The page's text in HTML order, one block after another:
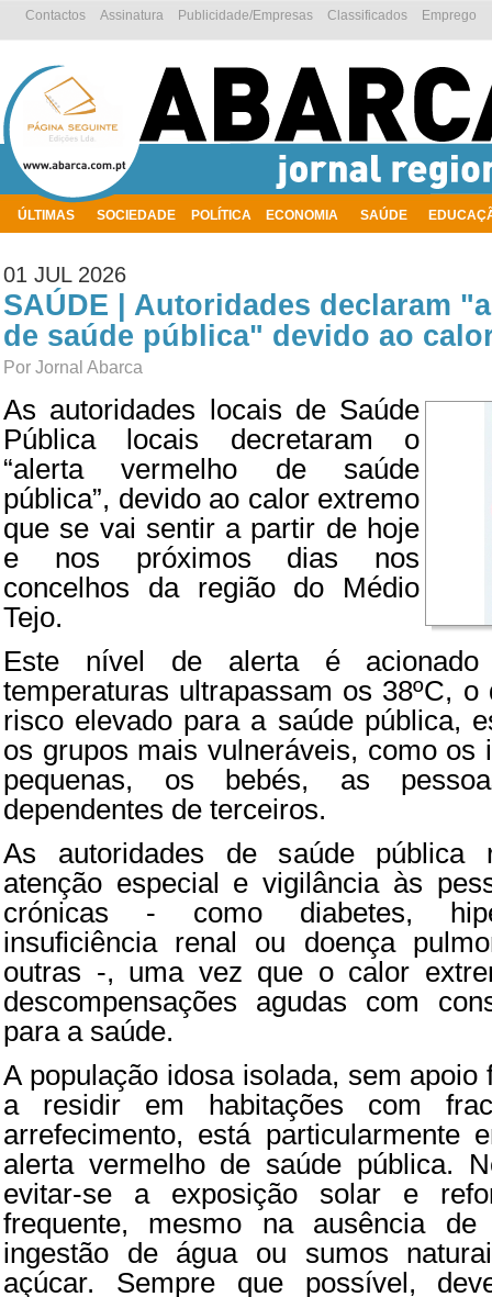
ÚLTIMAS SOCIEDADE POLÍTICA ECONOMIA SAÚDE
Emprego
Classificados
Publicidade/Empresas
Assinatura
Contactos
01 JUL 2026
SAÚDE | Autoridades declaram
de saúde pública" devido ao
Por Jornal Abarca
As autoridades locais de Saúde
Pública locais decretaram o
“alerta vermelho de saúde
pública”, devido ao calor extremo
que se vai sentir a partir de hoje
e nos próximos dias nos
concelhos da região do Médio
Tejo.
Este nível de alerta é
temperaturas ultrapassam os 38ºC,
risco elevado para a saúde pública,
os grupos mais vulneráveis, como os
pequenas, os bebés, as
dependentes de terceiros.
As autoridades de saúde pública
atenção especial e vigilância às
crónicas - como diabetes,
insuficiência renal ou doença
outras -, uma vez que o calor
descompensações agudas com
para a saúde.
A população idosa isolada, sem
a residir em habitações com
arrefecimento, está particularmente
alerta vermelho de saúde pública.
evitar-se a exposição solar e
frequente, mesmo na ausência
ingestão de água ou sumos
açúcar. Sempre que possível,